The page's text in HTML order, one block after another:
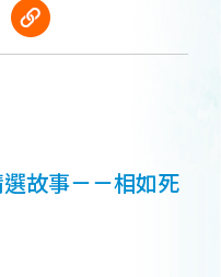
故事－－相如死